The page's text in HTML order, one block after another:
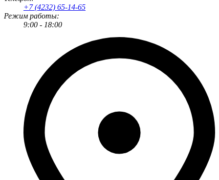
+7 (4232) 65-14-65
Режим работы:
9:00 - 18:00